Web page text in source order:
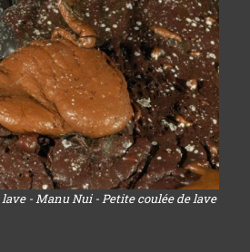
- Manu Nui - Petite coulée de lave